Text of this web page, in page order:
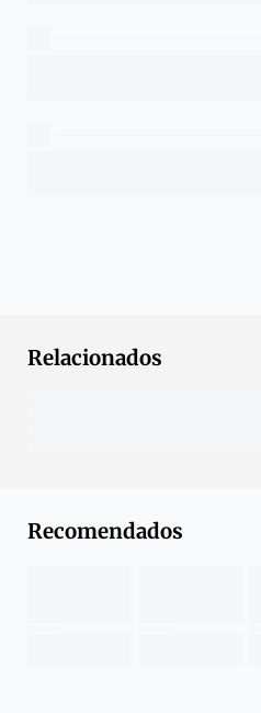
Relacionados
Recomendados